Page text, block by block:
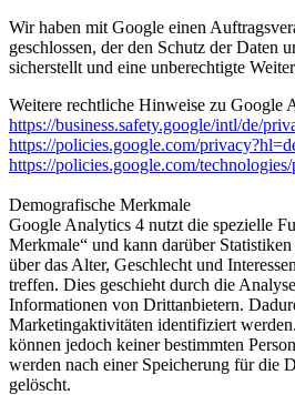
Wir haben mit Google einen
geschlossen, der den Schutz der Daten
sicherstellt und eine unberechtigte
Weitere rechtliche Hinweise zu Google
https://business.safety.google/intl/de/
https://policies.google.com/
https://policies.google.com/technologies/
Demografische Merkmale
Google Analytics 4 nutzt die spezielle
Merkmale“ und kann darüber
über das Alter, Geschlecht und
treffen. Dies geschieht durch die
Informationen von Drittanbietern.
Marketingaktivitäten identifiziert
können jedoch keiner bestimmten
werden nach einer Speicherung für die
gelöscht.